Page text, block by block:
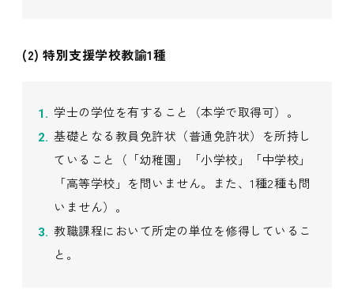
(2) 特別支援学校教諭1種
学士の学位を有すること（本学で取得可）。
基礎となる教員免許状（普通免許状）を所持し
ていること（「幼稚園」「小学校」「中学校」
「高等学校」を問いません。また、1種2種も問
いません）。
教職課程において所定の単位を修得しているこ
と。